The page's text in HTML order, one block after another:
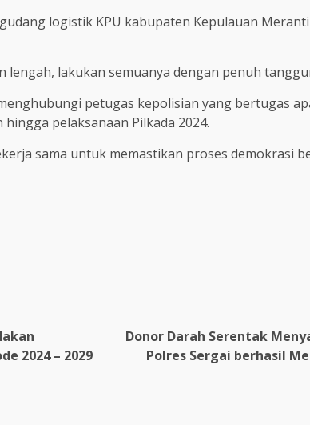
logistik KPU kabupaten Kepulauan
lakukan semuanya dengan penuh
petugas kepolisian yang bertugas
pelaksanaan Pilkada 2024.
sama untuk memastikan proses demokrasi
2024 – 2029
Donor Darah Serentak
Polres Sergai berhasil